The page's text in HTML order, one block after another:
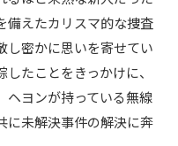
備えたカリスマ的な捜査
し密かに思いを寄せてい
たことをきっかけに、
ヘヨンが持っている無線
に未解決事件の解決に奔